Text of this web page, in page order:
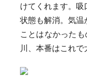
けてくれます。吸
状態も解消。気温
ことはなかった
川、本番はこれで